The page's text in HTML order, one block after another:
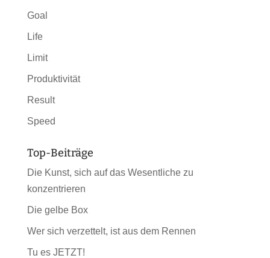
Goal
Life
Limit
Produktivität
Result
Speed
Top-Beiträge
Die Kunst, sich auf das Wesentliche zu
konzentrieren
Die gelbe Box
Wer sich verzettelt, ist aus dem Rennen
Tu es JETZT!